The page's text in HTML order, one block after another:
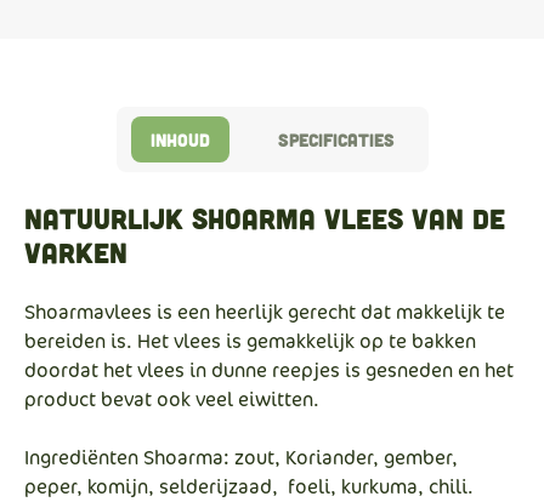
Inhoud Specificaties
Natuurlijk shoarma vlees van de
varken
Shoarmavlees is een heerlijk gerecht dat makkelijk te
bereiden is. Het vlees is gemakkelijk op te bakken
doordat het vlees in dunne reepjes is gesneden en het
product bevat ook veel eiwitten.
Ingrediënten Shoarma: zout, Koriander, gember,
peper, komijn, selderijzaad, foeli, kurkuma, chili.